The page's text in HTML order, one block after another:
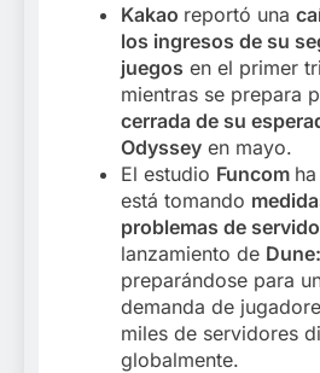
Kakao reportó una
los ingresos de su
juegos en el primer
mientras se prepara
cerrada de su
Odyssey en mayo.
El estudio Funcom
está tomando
problemas de
lanzamiento de
preparándose para
demanda de
miles de servidores
globalmente.